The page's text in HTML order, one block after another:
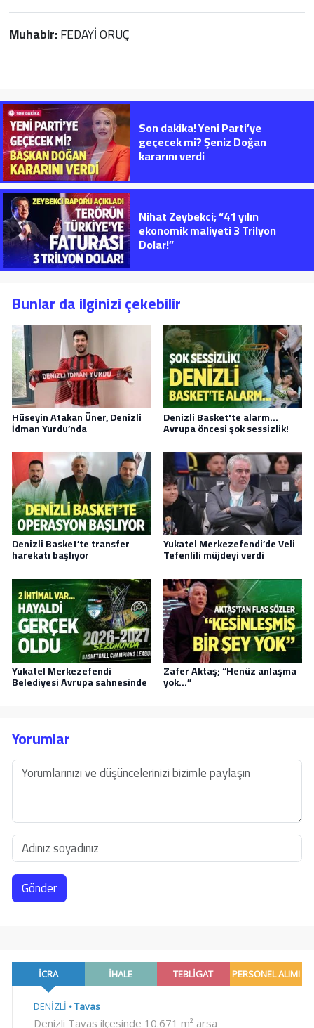
Muhabir:FEDAYİ ORUÇ
Son dakika! Yeni Parti’ye
geçecek mi? Şeniz Doğan
kararını verdi
Nihat Zeybekci; “41 yılın
ekonomik maliyeti 3 Trilyon
Dolar!”
Bunlar da ilginizi çekebilir
Hüseyin Atakan Üner, Denizli
İdman Yurdu’nda
Denizli Basket'te alarm...
Avrupa öncesi şok sessizlik!
Denizli Basket’te transfer
harekatı başlıyor
Yukatel Merkezefendi’de Veli
Tefenlili müjdeyi verdi
Yukatel Merkezefendi
Belediyesi Avrupa sahnesinde
Zafer Aktaş; “Henüz anlaşma
yok…”
Yorumlar
Gönder